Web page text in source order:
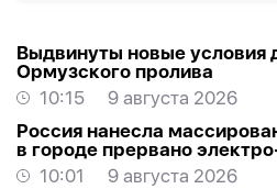
Выдвинуты новые условия
Ормузского пролива
10:15
9 августа 2026
Россия нанесла
в городе прервано
10:01
9 августа 2026